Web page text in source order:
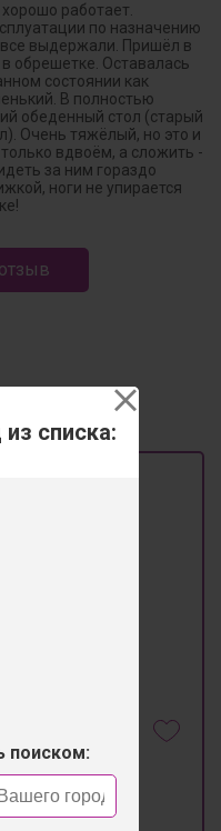
списка:
поиском:
работает.
по назначению
все выдержали. Пришёл в
обрешетке. Оставалась
состоянии как
В полностью
обеденный стол (старый
Очень тяжёлый, но это и
вдвоём, а сложить -
за ним гораздо
ноги не упирается